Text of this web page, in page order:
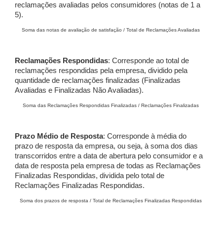
reclamações avaliadas pelos consumidores (notas de 1 a
5).
Soma das notas de avaliação de satisfação / Total de Reclamações Avaliadas
Reclamações Respondidas: Corresponde ao total de
reclamações respondidas pela empresa, dividido pela
quantidade de reclamações finalizadas (Finalizadas
Avaliadas e Finalizadas Não Avaliadas).
Soma das Reclamações Respondidas Finalizadas / Reclamações Finalizadas
Prazo Médio de Resposta: Corresponde à média do
prazo de resposta da empresa, ou seja, à soma dos dias
transcorridos entre a data de abertura pelo consumidor e a
data de resposta pela empresa de todas as Reclamações
Finalizadas Respondidas, dividida pelo total de
Reclamações Finalizadas Respondidas.
Soma dos prazos de resposta / Total de Reclamações Finalizadas Respondidas